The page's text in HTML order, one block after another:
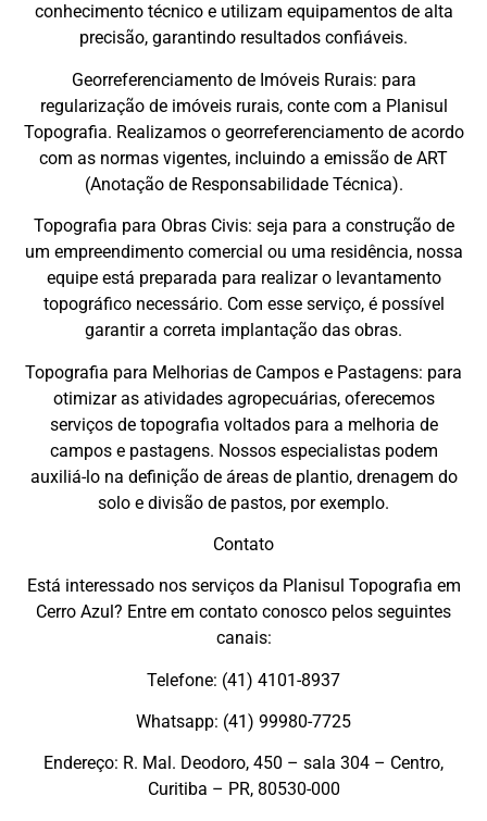
conhecimento técnico e utilizam equipamentos de alta
precisão, garantindo resultados confiáveis.
Georreferenciamento de Imóveis Rurais: para
regularização de imóveis rurais, conte com a Planisul
Topografia. Realizamos o georreferenciamento de acordo
com as normas vigentes, incluindo a emissão de ART
(Anotação de Responsabilidade Técnica).
Topografia para Obras Civis: seja para a construção de
um empreendimento comercial ou uma residência, nossa
equipe está preparada para realizar o levantamento
topográfico necessário. Com esse serviço, é possível
garantir a correta implantação das obras.
Topografia para Melhorias de Campos e Pastagens: para
otimizar as atividades agropecuárias, oferecemos
serviços de topografia voltados para a melhoria de
campos e pastagens. Nossos especialistas podem
auxiliá-lo na definição de áreas de plantio, drenagem do
solo e divisão de pastos, por exemplo.
Contato
Está interessado nos serviços da Planisul Topografia em
Cerro Azul? Entre em contato conosco pelos seguintes
canais:
Telefone: (41) 4101-8937
Whatsapp: (41) 99980-7725
Endereço: R. Mal. Deodoro, 450 – sala 304 – Centro,
Curitiba – PR, 80530-000